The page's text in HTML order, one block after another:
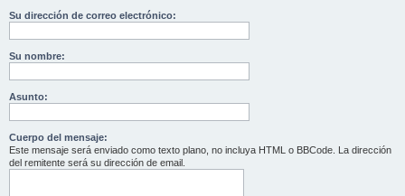
Su dirección de correo electrónico:
Su nombre:
Asunto:
Cuerpo del mensaje:
Este mensaje será enviado como texto plano, no incluya HTML o BBCode. La dirección
del remitente será su dirección de email.